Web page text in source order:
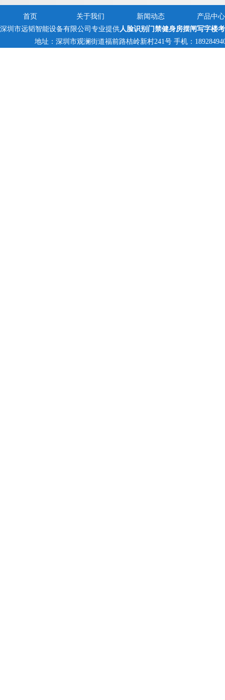
首页 关于我们 新闻动态
产品中心
深圳市远韬智能设备有限公司专业提供人脸识别门禁健身房摆闸写字楼
地址：深圳市观澜街道福前路桔岭新村241号 手机：